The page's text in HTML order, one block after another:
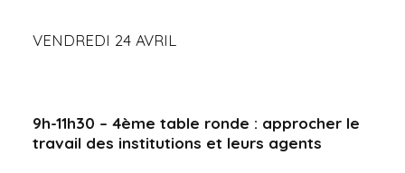
VENDREDI 24 AVRIL
9h-11h30 – 4ème table ronde : approcher le
travail des institutions et leurs agents